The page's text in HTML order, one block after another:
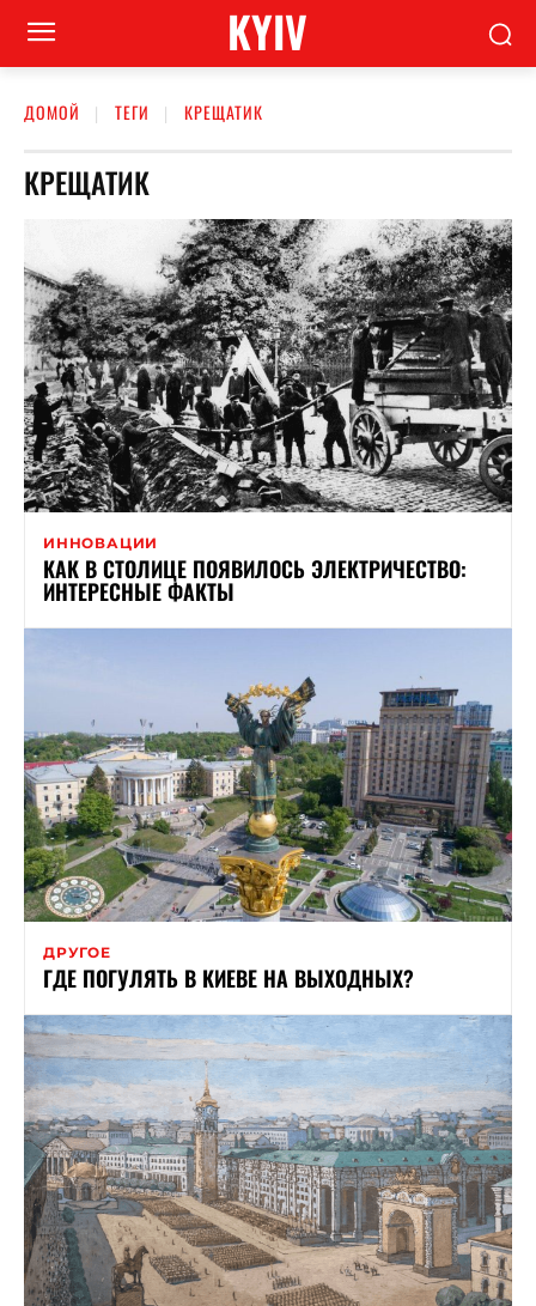
KYIV
ДОМОЙ ТЕГИ КРЕЩАТИК
КРЕЩАТИК
ИННОВАЦИИ
КАК В СТОЛИЦЕ ПОЯВИЛОСЬ ЭЛЕКТРИЧЕСТВО:
ИНТЕРЕСНЫЕ ФАКТЫ
ДРУГОЕ
ГДЕ ПОГУЛЯТЬ В КИЕВЕ НА ВЫХОДНЫХ?